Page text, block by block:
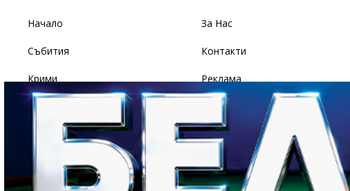
Начало
Събития
Крими
Бизнес
Политика
Спорт
За Нас
Контакти
Реклама
Условия За Ползване
Поверителност